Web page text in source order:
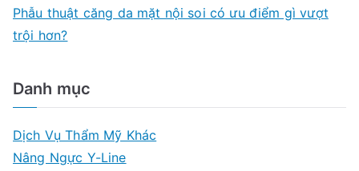
Phẫu thuật căng da mặt nội soi có ưu điểm gì vượt
trội hơn?
Danh mục
Dịch Vụ Thẩm Mỹ Khác
Nâng Ngực Y-Line